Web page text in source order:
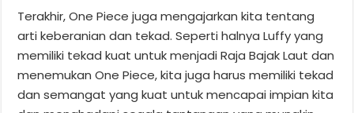
Terakhir, One Piece juga mengajarkan kita tentang
arti keberanian dan tekad. Seperti halnya Luffy yang
memiliki tekad kuat untuk menjadi Raja Bajak Laut dan
menemukan One Piece, kita juga harus memiliki tekad
dan semangat yang kuat untuk mencapai impian kita